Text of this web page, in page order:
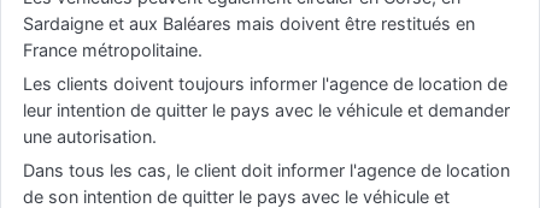
Sardaigne et aux Baléares mais doivent être restitués en
France métropolitaine.
Les clients doivent toujours informer l'agence de location de
leur intention de quitter le pays avec le véhicule et demander
une autorisation.
Dans tous les cas, le client doit informer l'agence de location
de son intention de quitter le pays avec le véhicule et